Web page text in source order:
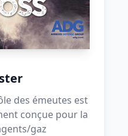
des émeutes est
conçue pour la
gaz